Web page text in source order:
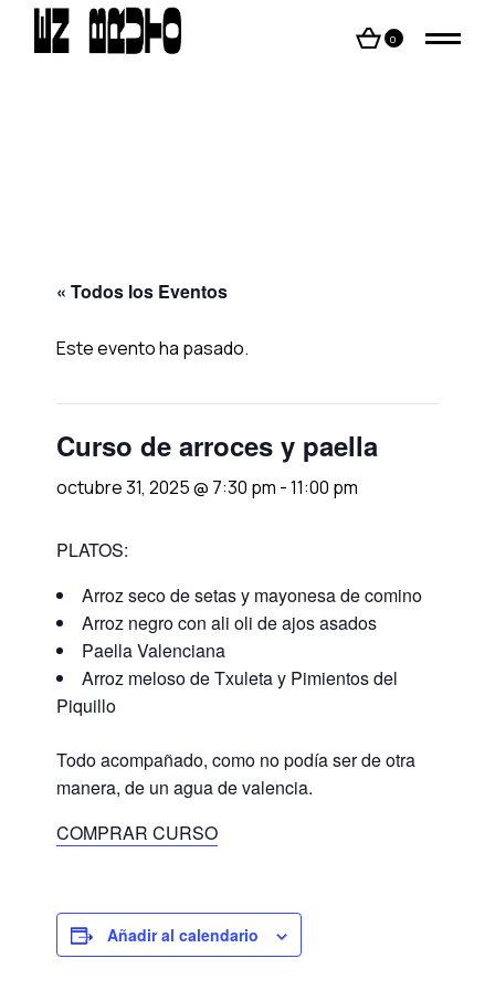
content
0
« Todos los Eventos
Este evento ha pasado.
Curso de arroces y paella
octubre 31, 2025 @ 7:30 pm -11:00 pm
PLATOS:
Arroz seco de setas y mayonesa de comino
Arroz negro con ali oli de ajos asados
Paella Valenciana
Arroz meloso de Txuleta y Pimientos del
Piquillo
Todo acompañado, como no podía ser de otra
manera, de un agua de valencia.
COMPRAR CURSO
Añadir al calendario